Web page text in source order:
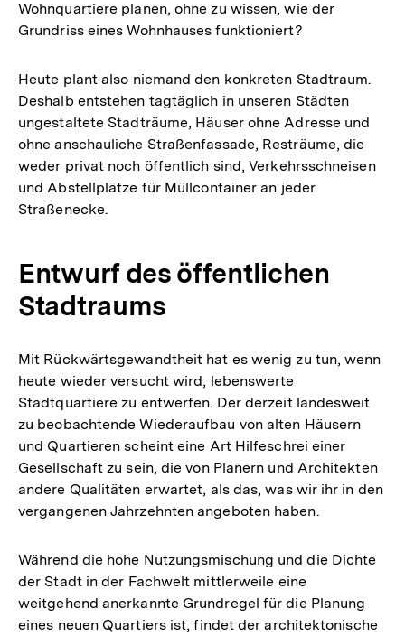
Wohnquartiere planen, ohne zu wissen, wie der
Grundriss eines Wohnhauses funktioniert?
Heute plant also niemand den konkreten Stadtraum.
Deshalb entstehen tagtäglich in unseren Städten
ungestaltete Stadträume, Häuser ohne Adresse und
ohne anschauliche Straßenfassade, Resträume, die
weder privat noch öffentlich sind, Verkehrsschneisen
und Abstellplätze für Müllcontainer an jeder
Straßenecke.
Entwurf des öffentlichen
Stadtraums
Mit Rückwärtsgewandtheit hat es wenig zu tun, wenn
heute wieder versucht wird, lebenswerte
Stadtquartiere zu entwerfen. Der derzeit landesweit
zu beobachtende Wiederaufbau von alten Häusern
und Quartieren scheint eine Art Hilfeschrei einer
Gesellschaft zu sein, die von Planern und Architekten
andere Qualitäten erwartet, als das, was wir ihr in den
vergangenen Jahrzehnten angeboten haben.
Während die hohe Nutzungsmischung und die Dichte
der Stadt in der Fachwelt mittlerweile eine
weitgehend anerkannte Grundregel für die Planung
eines neuen Quartiers ist, findet der architektonische